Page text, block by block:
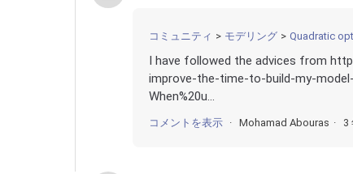
コミュニティ モデリング Quadratic
I have followed the advices from
improve-the-time-to-build-my-
When%20u...
コメントを表示 Mohamad Abouras 3